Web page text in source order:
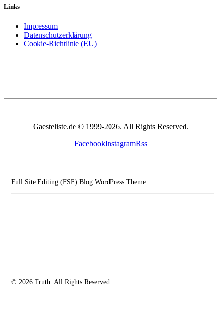
Links
Impressum
Datenschutzerklärung
Cookie-Richtlinie (EU)
Gaesteliste.de © 1999-2026. All Rights Reserved.
FacebookInstagramRss
Full Site Editing (FSE) Blog WordPress Theme
© 2026 Truth. All Rights Reserved.